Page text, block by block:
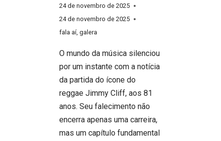
24 de novembro de 2025
24 de novembro de 2025
fala aí, galera
O mundo da música silenciou
por um instante com a notícia
da partida do ícone do
reggae Jimmy Cliff, aos 81
anos. Seu falecimento não
encerra apenas uma carreira,
mas um capítulo fundamental